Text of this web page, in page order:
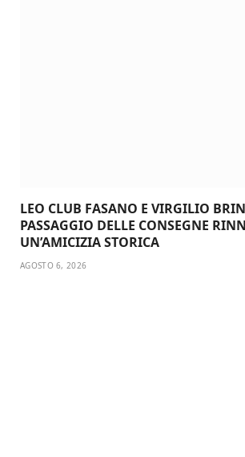
LEO CLUB FASANO E VIRGILIO
PASSAGGIO DELLE CONSEGNE
UN’AMICIZIA STORICA
AGOSTO 6, 2026